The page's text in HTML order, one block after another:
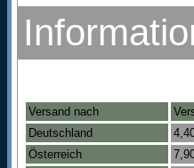
Versand nach
Deutschland
Österreich